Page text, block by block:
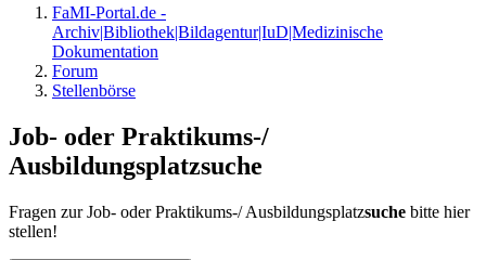
FaMI-Portal.de -
Archiv|Bibliothek|Bildagentur|IuD|Medizinische
Dokumentation
Forum
Stellenbörse
Job- oder Praktikums-/
Ausbildungsplatzsuche
Fragen zur Job- oder Praktikums-/ Ausbildungsplatzsuche bitte hier
stellen!